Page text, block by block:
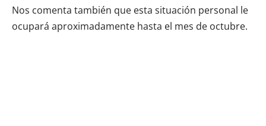
Nos comenta también que esta situación personal le
ocupará aproximadamente hasta el mes de octubre.